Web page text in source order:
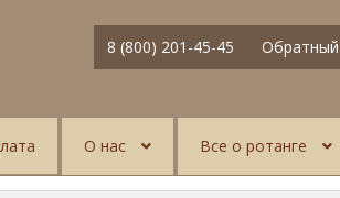
8 (800) 201-45-45 Обратный
О нас Все о ротанге